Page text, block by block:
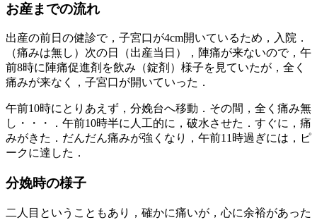
お産までの流れ
出産の前日の健診で，子宮口が4cm開いているため，入院．
（痛みは無し）次の日（出産当日），陣痛が来ないので，午
前8時に陣痛促進剤を飲み（錠剤）様子を見ていたが，全く
痛みが来なく，子宮口が開いていった．
午前10時にとりあえず，分娩台へ移動．その間，全く痛み無
し・・・．午前10時半に人工的に，破水させた．すぐに，痛
みがきた．だんだん痛みが強くなり，午前11時過ぎには，ピ
ークに達した．
分娩時の様子
二人目ということもあり，確かに痛いが，心に余裕があった